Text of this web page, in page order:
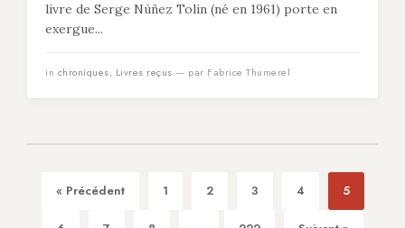
livre de Serge Núñez Tolin (né en 1961) porte en
exergue...
in chroniques, Livres reçus — par Fabrice Thumerel
« Précédent 1 2 3 4 5